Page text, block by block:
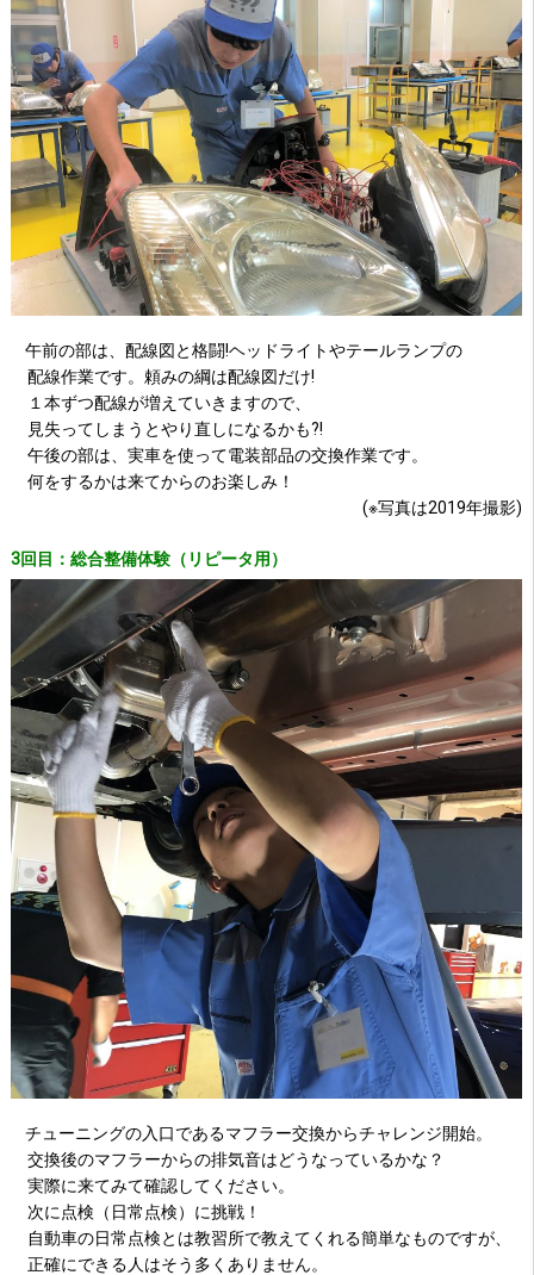
午前の部は、配線図と格闘!ヘッドライトやテールランプの
配線作業です。頼みの綱は配線図だけ!
１本ずつ配線が増えていきますので、
見失ってしまうとやり直しになるかも?!
午後の部は、実車を使って電装部品の交換作業です。
何をするかは来てからのお楽しみ！
(※写真は2019年撮影)
3回目：総合整備体験（リピータ用）
チューニングの入口であるマフラー交換からチャレンジ開始。
交換後のマフラーからの排気音はどうなっているかな？
実際に来てみて確認してください。
次に点検（日常点検）に挑戦！
自動車の日常点検とは教習所で教えてくれる簡単なものですが、
正確にできる人はそう多くありません。